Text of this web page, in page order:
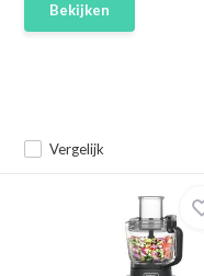
Vergelijk
Bekijken